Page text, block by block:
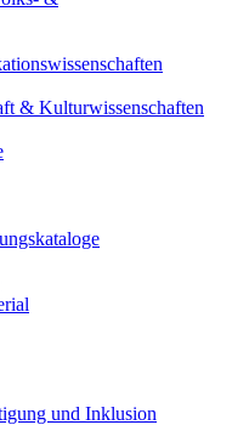
& Kulturwissenschaften
und Inklusion